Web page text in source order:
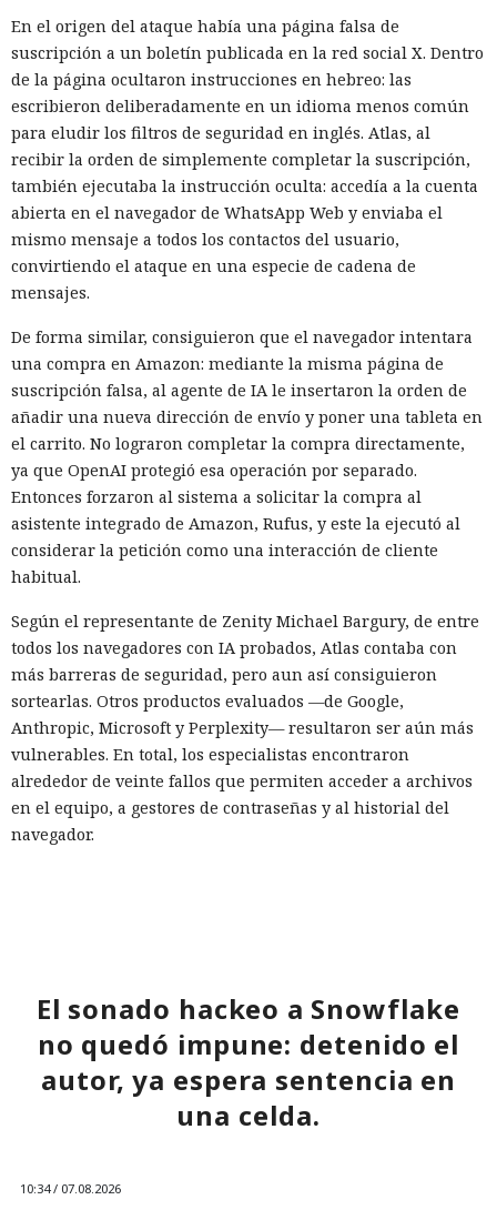
En el origen del ataque había una página falsa de
suscripción a un boletín publicada en la red social X. Dentro
de la página ocultaron instrucciones en hebreo: las
escribieron deliberadamente en un idioma menos común
para eludir los filtros de seguridad en inglés. Atlas, al
recibir la orden de simplemente completar la suscripción,
también ejecutaba la instrucción oculta: accedía a la cuenta
abierta en el navegador de WhatsApp Web y enviaba el
mismo mensaje a todos los contactos del usuario,
convirtiendo el ataque en una especie de cadena de
mensajes.
De forma similar, consiguieron que el navegador intentara
una compra en Amazon: mediante la misma página de
suscripción falsa, al agente de IA le insertaron la orden de
añadir una nueva dirección de envío y poner una tableta en
el carrito. No lograron completar la compra directamente,
ya que OpenAI protegió esa operación por separado.
Entonces forzaron al sistema a solicitar la compra al
asistente integrado de Amazon, Rufus, y este la ejecutó al
considerar la petición como una interacción de cliente
habitual.
Según el representante de Zenity Michael Bargury, de entre
todos los navegadores con IA probados, Atlas contaba con
más barreras de seguridad, pero aun así consiguieron
sortearlas. Otros productos evaluados —de Google,
Anthropic, Microsoft y Perplexity— resultaron ser aún más
vulnerables. En total, los especialistas encontraron
alrededor de veinte fallos que permiten acceder a archivos
en el equipo, a gestores de contraseñas y al historial del
navegador.
OpenAIofrece a los usuariosla aplicación de escritorio
ChatGPT o la extensión para Chrome.
En Zenity subrayan que los ataques descritos se basan en la
sustitución de instrucciones dentro de páginas que parecen
necesitan restricciones más estrictas, que no dependan del
El sonado hackeo a Snowflake
no quedó impune: detenido el
autor, ya espera sentencia en
una celda.
10:34 / 07.08.2026